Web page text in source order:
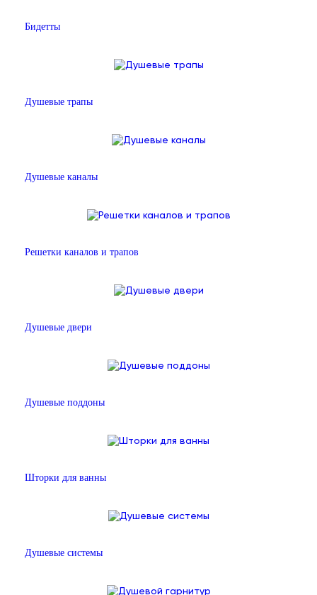
Бидетты
Душевые трапы
Душевые каналы
Решетки каналов и трапов
Душевые двери
Душевые поддоны
Шторки для ванны
Душевые системы